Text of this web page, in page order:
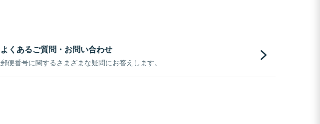
よくあるご質問・お問い合わせ
郵便番号に関するさまざまな疑問にお答えします。